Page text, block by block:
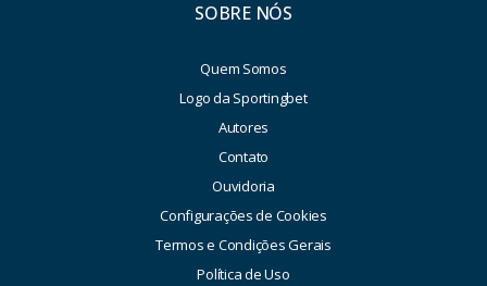
SOBRE NÓS
Quem Somos
Logo da Sportingbet
Autores
Contato
Ouvidoria
Configurações de Cookies
Termos e Condições Gerais
Política de Uso